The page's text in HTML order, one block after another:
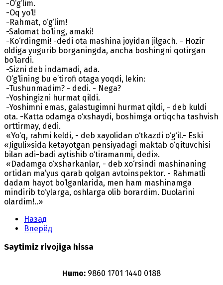
-O‘g‘lim.
-Oq yo‘l!
-Rahmat, o‘g‘lim!
-Salomat bo‘ling, amaki!
-Ko‘rdingmi! -dedi ota mashina joyidan jilgach. - Hozir
oldiga yugurib borganingda, ancha boshingni qotirgan
bo‘lardi.
-Sizni deb indamadi, ada.
O‘g‘lining bu e’tirofi otaga yoqdi, lekin:
-Tushunmadim? - dedi. - Nega?
-Yoshingizni hurmat qildi.
-Yoshimni emas, galastugimni hurmat qildi, - deb kuldi
ota. -Katta odamga o‘xshaydi, boshimga ortiqcha tashvish
orttirmay, dedi.
«Yo‘q, rahmi keldi, - deb xayolidan o‘tkazdi o‘g‘il.- Eski
«Jiguli»sida ketayotgan pensiyadagi maktab o‘qituvchisi
bilan adi-badi aytishib o‘tiramanmi, dedi».
«Dadamga o‘xsharkanlar, - deb xo‘rsindi mashinaning
ortidan ma’yus qarab qolgan avtoinspektor. - Rahmatli
dadam hayot bo‘lganlarida, men ham mashinamga
mindirib to‘ylarga, oshlarga olib borardim. Duolarini
olardim!..»
Назад
Вперёд
Saytimiz rivojiga hissa
Humo: 9860 1701 1440 0188